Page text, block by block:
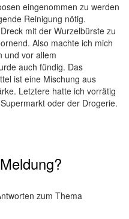
eingenommen zu werden
Reinigung nötig.
mit der Wurzelbürste zu
Also machte ich mich
und vor allem
auch fündig. Das
ist eine Mischung aus
Letztere hatte ich vorrätig
oder der Drogerie.
zum Thema